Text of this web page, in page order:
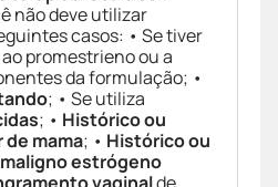
não deve utilizar
casos: • Se tiver
ao promestrieno ou a
da formulação; •
; • Se utiliza
; • Histórico ou
mama; • Histórico ou
estrógeno